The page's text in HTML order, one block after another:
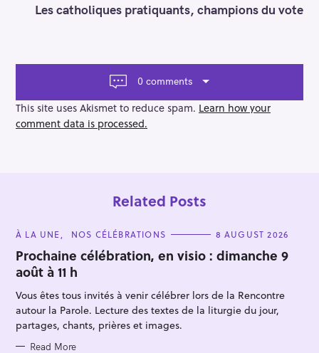
g
i
o
Les catholiques pratiquants, champions du vote
0 comments
This site uses Akismet to reduce spam. Learn how your
comment data is processed.
Related Posts
C
T
E
G
O
R
I
E
S
À LA UNE NOS CÉLÉBRATIONS 8 AUGUST 2026
Prochaine célébration, en visio : dimanche 9
août à 11 h
Vous êtes tous invités à venir célébrer lors de la Rencontre
autour la Parole. Lecture des textes de la liturgie du jour,
partages, chants, prières et images.
Read More